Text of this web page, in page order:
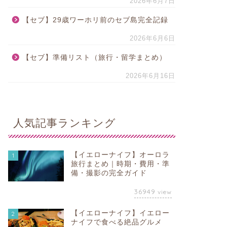
【セブ】29歳ワーホリ前のセブ島完全記録
2026年6月6日
【セブ】準備リスト（旅行・留学まとめ）
2026年6月16日
人気記事ランキング
1
【イエローナイフ】オーロラ
旅行まとめ｜時期・費用・準
備・撮影の完全ガイド
36949 view
2
【イエローナイフ】イエロー
ナイフで食べる絶品グルメ